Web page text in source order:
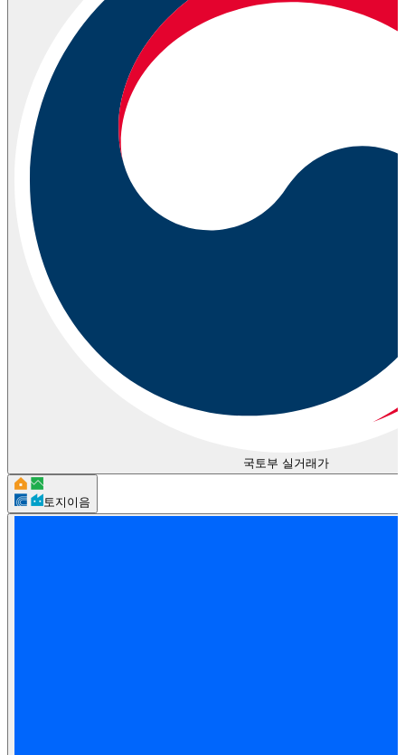
국토부 실거래가
토지이음